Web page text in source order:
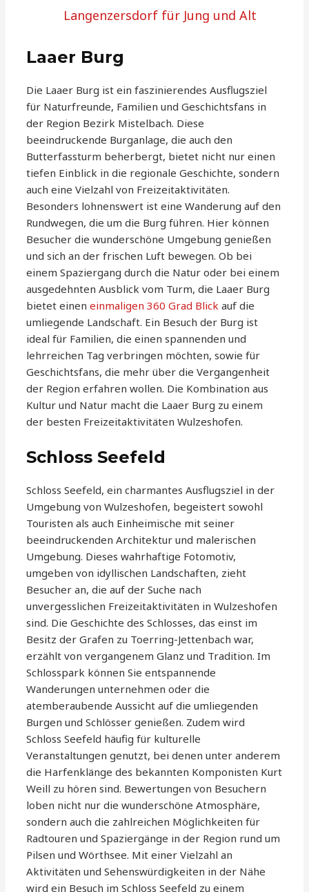
Langenzersdorf für Jung und Alt
Laaer Burg
Die Laaer Burg ist ein faszinierendes Ausflugsziel
für Naturfreunde, Familien und Geschichtsfans in
der Region Bezirk Mistelbach. Diese
beeindruckende Burganlage, die auch den
Butterfassturm beherbergt, bietet nicht nur einen
tiefen Einblick in die regionale Geschichte, sondern
auch eine Vielzahl von Freizeitaktivitäten.
Besonders lohnenswert ist eine Wanderung auf den
Rundwegen, die um die Burg führen. Hier können
Besucher die wunderschöne Umgebung genießen
und sich an der frischen Luft bewegen. Ob bei
einem Spaziergang durch die Natur oder bei einem
ausgedehnten Ausblick vom Turm, die Laaer Burg
bietet eineneinmaligen 360 Grad Blick auf die
umliegende Landschaft. Ein Besuch der Burg ist
ideal für Familien, die einen spannenden und
lehrreichen Tag verbringen möchten, sowie für
Geschichtsfans, die mehr über die Vergangenheit
der Region erfahren wollen. Die Kombination aus
Kultur und Natur macht die Laaer Burg zu einem
der besten Freizeitaktivitäten Wulzeshofen.
Schloss Seefeld
Schloss Seefeld, ein charmantes Ausflugsziel in der
Umgebung von Wulzeshofen, begeistert sowohl
Touristen als auch Einheimische mit seiner
beeindruckenden Architektur und malerischen
Umgebung. Dieses wahrhaftige Fotomotiv,
umgeben von idyllischen Landschaften, zieht
Besucher an, die auf der Suche nach
unvergesslichen Freizeitaktivitäten in Wulzeshofen
sind. Die Geschichte des Schlosses, das einst im
Besitz der Grafen zu Toerring-Jettenbach war,
erzählt von vergangenem Glanz und Tradition. Im
Schlosspark können Sie entspannende
Wanderungen unternehmen oder die
atemberaubende Aussicht auf die umliegenden
Burgen und Schlösser genießen. Zudem wird
Schloss Seefeld häufig für kulturelle
Veranstaltungen genutzt, bei denen unter anderem
die Harfenklänge des bekannten Komponisten Kurt
Weill zu hören sind. Bewertungen von Besuchern
loben nicht nur die wunderschöne Atmosphäre,
sondern auch die zahlreichen Möglichkeiten für
Radtouren und Spaziergänge in der Region rund um
Pilsen und Wörthsee. Mit einer Vielzahl an
Aktivitäten und Sehenswürdigkeiten in der Nähe
wird ein Besuch im Schloss Seefeld zu einem